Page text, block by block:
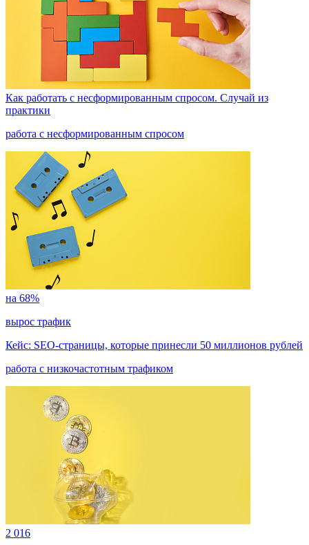
Как работать с несформированным спросом. Случай из
практики
работа с несформированным спросом
на 68%
вырос трафик
Кейс: SEO-страницы, которые принесли 50 миллионов рублей
работа с низкочастотным трафиком
2 016